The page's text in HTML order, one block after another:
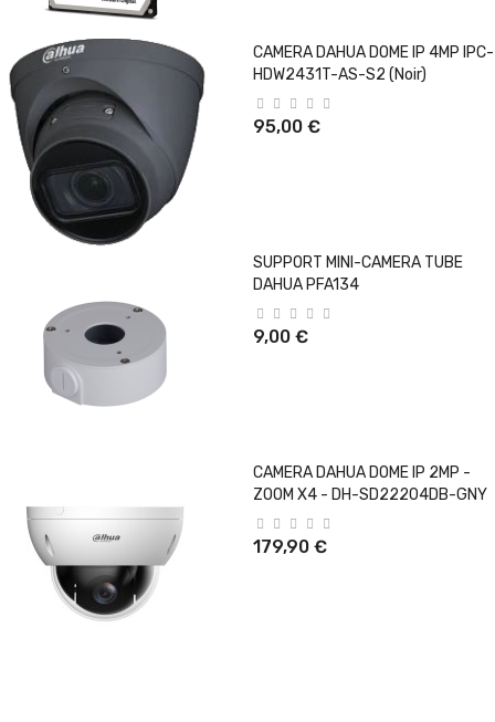
CAMERA DAHUA DOME IP 4MP IPC-
HDW2431T-AS-S2 (Noir)
95,00 €
SUPPORT MINI-CAMERA TUBE
DAHUA PFA134
9,00 €
CAMERA DAHUA DOME IP 2MP -
ZOOM X4 - DH-SD22204DB-GNY
179,90 €